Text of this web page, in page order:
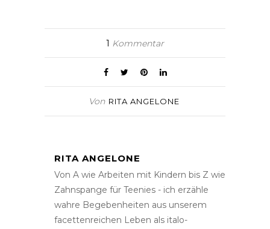
1 Kommentar
Von RITA ANGELONE
RITA ANGELONE
Von A wie Arbeiten mit Kindern bis Z wie
Zahnspange für Teenies - ich erzähle
wahre Begebenheiten aus unserem
facettenreichen Leben als italo-